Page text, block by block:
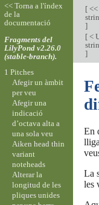
[<<
]
[<
]
En
La
les
<< Torna a l'índex
de la
documentació
Fragments del
LilyPond v2.26.0
(stable-branch).
1 Pitches
Afegir un àmbit
per veu
Afegir una
indicació
d’octava alta a
una sola veu
Aiken head thin
variant
noteheads
Alterar la
longitud de les
pliques unides